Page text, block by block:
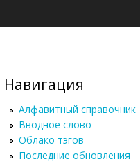
Навигация
Алфавитный справочник
Вводное слово
Облако тэгов
Последние обновления